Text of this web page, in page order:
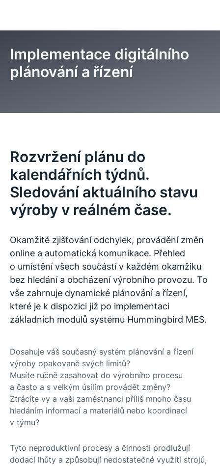
Implementace digitálního
plánování a řízení
Rozvržení plánu do
kalendářních týdnů.
Sledování aktuálního stavu
výroby v reálném čase.
Okamžité zjišťování odchylek, provádění změn
online a automatická komunikace. Přehled
o umístění všech součástí v každém okamžiku
bez hledání a obcházení výrobního provozu. To
vše zahrnuje dynamické plánování a řízení,
které je k dispozici již po implementaci
základních modulů systému Hummingbird MES.
Dosahuje váš současný systém plánování a řízení
výroby opakovaně svých limitů?
Musíte ručně zasahovat do výrobního procesu
a často a s velkým úsilím provádět změny?
Ztrácíte vy a vaši zaměstnanci příliš mnoho času
hledáním informací a materiálů nebo koordinací
v týmu?
Tyto neproduktivní procesy a činnosti prodlužují
dodací lhůty a způsobují nedostatečné využití strojů,